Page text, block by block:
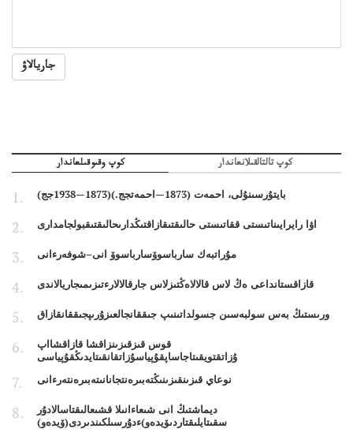
جاريالاۋ
كوپ وقىوقىلعاندار كوپ تالتالقىلانعاندار
بايتۇرسىنۇلى، احمەت (1873—احمەتجج.)(1873—1938جج)
اۋا رايرايىناتىستى ققاتىستى حالىقتىقازاقتىڭدارىحالىقتىقبولجامدارى
مۇراتبەك سارباسوۆسارباسوۆ انى–شوفەرءانى
قازاقستانداعى ەڭ لاس قالالاەڭتىزلاس جارقالالارءتىزىمىجاريالاندى
ورىستىڭ بەس سولبەسىن جسولداتىنىپ جىققانجالعىزۇرىپجىققانقازاق
قوس قىزقىزىنزاقشا قازاقشااپ
ۇزاتقتويقىتاجاساپقۇپياسۇزاتقانقىتايدىڭقۇپياسى
نوعاي قىزىنقىزىنىڭتەبىرەنتجانانىتەبىرەنتەرءانى
ديماشتىڭ انى شىعاءانىلا قشىعالىقتاسالادۇر
سقىتايلىقتاردىۆيدەو)ءدۇرسىلكىندىردى(ۆيدەو)